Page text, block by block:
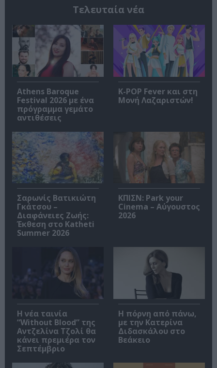
Τελευταία νέα
Athens Baroque
Festival 2026 με ένα
πρόγραμμα γεμάτο
αντιθέσεις
K-POP Fever και στη
Μονή Λαζαριστών!
Σαρωνίς Βατικιώτη
Γκάτσου –
Διαφάνειες Ζωής:
Έκθεση στο Katheti
Summer 2026
ΚΠΙΣΝ: Park your
Cinema – Αύγουστος
2026
Η νέα ταινία
“Without Blood” της
Αντζελίνα Τζολί θα
κάνει πρεμιέρα τον
Σεπτέμβριο
Η πόρνη από πάνω,
με την Κατερίνα
Διδασκάλου στο
Βεάκειο